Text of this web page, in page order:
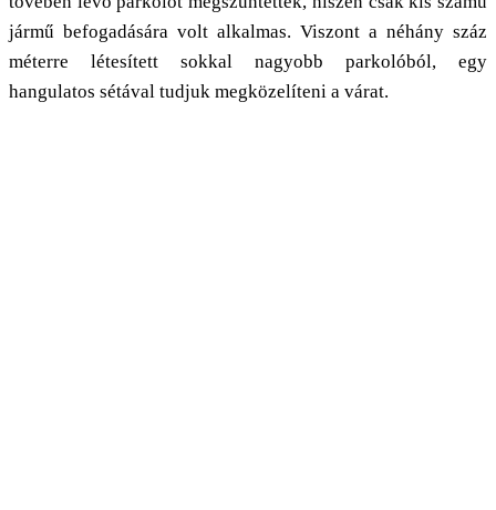
jármű befogadására volt alkalmas. Viszont a néhány száz
méterre létesített sokkal nagyobb parkolóból, egy
hangulatos sétával tudjuk megközelíteni a várat.